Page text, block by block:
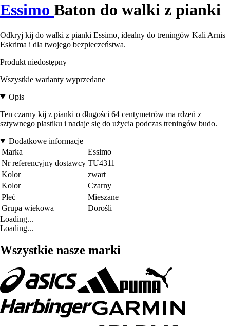
Essimo Baton do walki z pianki
Odkryj kij do walki z pianki Essimo, idealny do treningów Kali Arnis
Eskrima i dla twojego bezpieczeństwa.
Produkt niedostępny
Wszystkie warianty wyprzedane
Opis
Ten czarny kij z pianki o długości 64 centymetrów ma rdzeń z
sztywnego plastiku i nadaje się do użycia podczas treningów budo.
Dodatkowe informacje
Marka
Essimo
Nr referencyjny dostawcy TU4311
Kolor
zwart
Kolor
Czarny
Płeć
Mieszane
Grupa wiekowa
Dorośli
Loading...
Loading...
Wszystkie nasze marki